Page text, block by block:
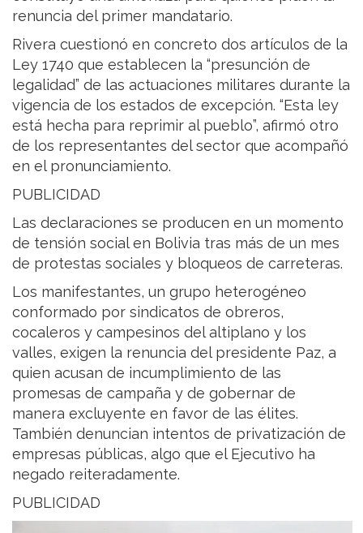
renuncia del primer mandatario.
Rivera cuestionó en concreto dos artículos de la
Ley 1740 que establecen la “presunción de
legalidad” de las actuaciones militares durante la
vigencia de los estados de excepción. “Esta ley
está hecha para reprimir al pueblo”, afirmó otro
de los representantes del sector que acompañó
en el pronunciamiento.
PUBLICIDAD
Las declaraciones se producen en un momento
de tensión social en Bolivia tras más de un mes
de protestas sociales y bloqueos de carreteras.
Los manifestantes, un grupo heterogéneo
conformado por sindicatos de obreros,
cocaleros y campesinos del altiplano y los
valles, exigen la renuncia del presidente Paz, a
quien acusan de incumplimiento de las
promesas de campaña y de gobernar de
manera excluyente en favor de las élites.
También denuncian intentos de privatización de
empresas públicas, algo que el Ejecutivo ha
negado reiteradamente.
PUBLICIDAD